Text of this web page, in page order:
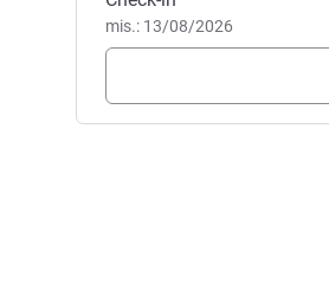
mis.: 13/08/2026